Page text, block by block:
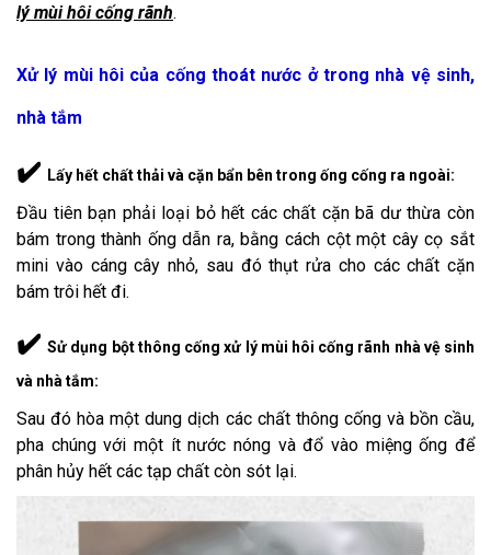
lý mùi hôi cống rãnh.
Xử lý mùi hôi của cống thoát nước ở trong nhà vệ sinh,
nhà tắm
✔️ Lấy hết chất thải và cặn bẩn bên trong ống cống ra ngoài:
Đầu tiên bạn phải loại bỏ hết các chất cặn bã dư thừa còn
bám trong thành ống dẫn ra, bằng cách cột một cây cọ sắt
mini vào cáng cây nhỏ, sau đó thụt rửa cho các chất cặn
bám trôi hết đi.
✔️Sử dụng bột thông cống xử lý mùi hôi cống rãnh nhà vệ sinh
và nhà tắm:
Sau đó hòa một dung dịch các chất thông cống và bồn cầu,
pha chúng với một ít nước nóng và đổ vào miệng ống để
phân hủy hết các tạp chất còn sót lại.